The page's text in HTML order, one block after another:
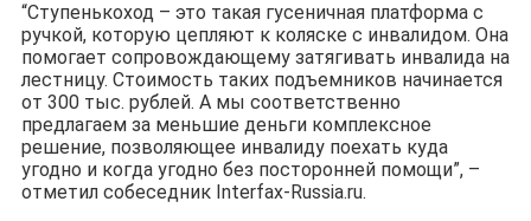
“Ступенькоход – это такая гусеничная платформа с
ручкой, которую цепляют к коляске с инвалидом. Она
помогает сопровождающему затягивать инвалида на
лестницу. Стоимость таких подъемников начинается
от 300 тыс. рублей. А мы соответственно
предлагаем за меньшие деньги комплексное
решение, позволяющее инвалиду поехать куда
угодно и когда угодно без посторонней помощи”, –
отметил собеседник Interfax-Russia.ru.